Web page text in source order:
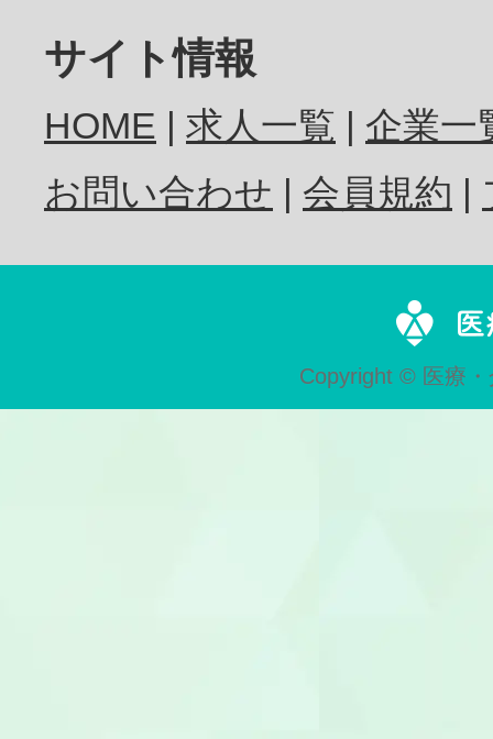
歯科衛生士
歯科技工士
サイト情報
HOME 求人一覧
企業一
お問い合わせ
会員規約
Copyright © 医療